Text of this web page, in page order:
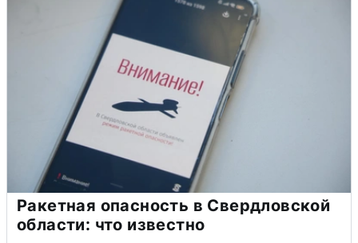
Ракетная опасность в Свердловской
области: что известно